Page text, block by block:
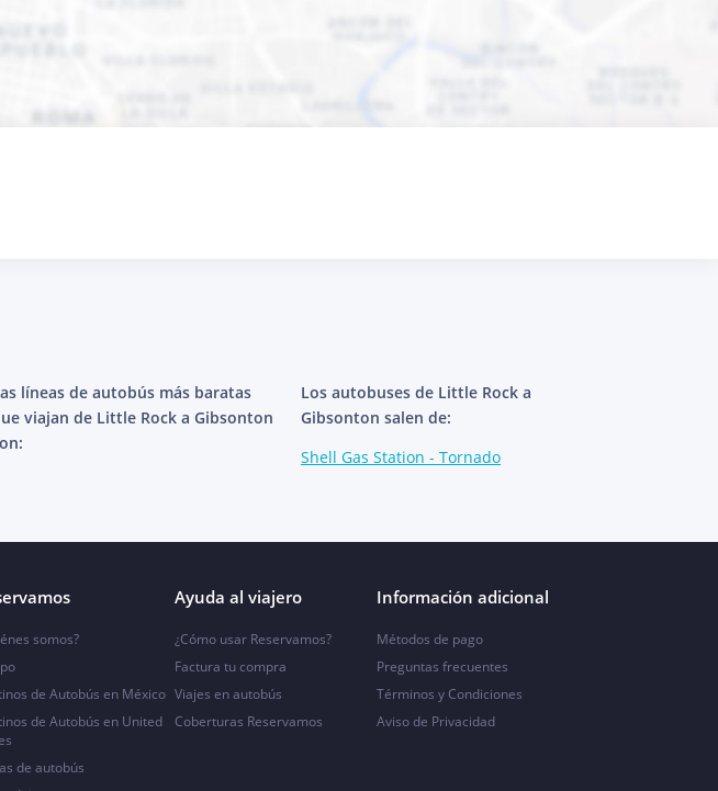
líneas de autobús más baratas
viajan de Little Rock a Gibsonton
Los autobuses de Little Rock a
Gibsonton salen de:
Shell Gas Station - Tornado
somos?
de Autobús en México
de Autobús en United
de autobús
Ayuda al viajero
¿Cómo usar Reservamos?
Factura tu compra
Viajes en autobús
Coberturas Reservamos
Información adicional
Métodos de pago
Preguntas frecuentes
Términos y Condiciones
Aviso de Privacidad